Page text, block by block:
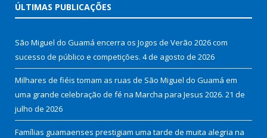
ÚLTIMAS PUBLICAÇÕES
São Miguel do Guamá encerra os Jogos de Verão 2026 com
sucesso de público e competições. 4 de agosto de 2026
Milhares de fiéis tomam as ruas de São Miguel do Guamá em
uma grande celebração de fé na Marcha para Jesus 2026. 21 de
julho de 2026
Famílias guamaenses prestigiam uma tarde de muita alegria na